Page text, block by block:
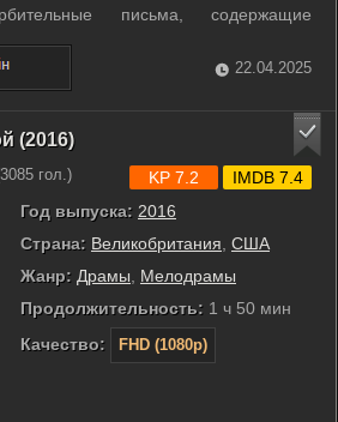
письма, содержащие
получения 19-го письма отец
и обращается в полицию, утверждая,
Главной подозреваемой становится,
22.04.2025
(2016)
3085 гол.)
Год выпуска: 2016
Страна: Великобритания США
Жанр: Драмы
Мелодрамы
Продолжительность: 1 ч 50 мин
Качество:
FHD (1080p)
KP 7.2 IMDB 7.4